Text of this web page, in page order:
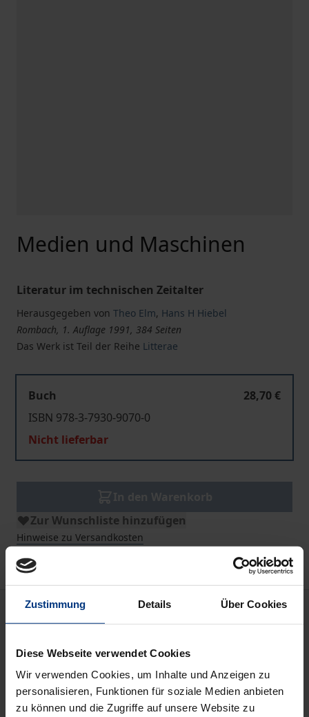
Zustimmung Details Über Cookies
Diese Webseite verwendet Cookies
Wir verwenden Cookies, um Inhalte und Anzeigen zu
personalisieren, Funktionen für soziale Medien anbieten
zu können und die Zugriffe auf unsere Website zu
Medien und Maschinen
Literatur im technischen Zeitalter
Herausgegeben von Theo Elm, Hans H Hiebel
Rombach, 1. Auflage 1991, 384 Seiten
Das Werk ist Teil der Reihe Litterae
Buch
28,70 €
ISBN 978-3-7930-9070-0
Nicht lieferbar
Zur Wunschliste hinzufügen
Hinweise zu Versandkosten
Bibliografische Angaben
Auflage
1
ISBN